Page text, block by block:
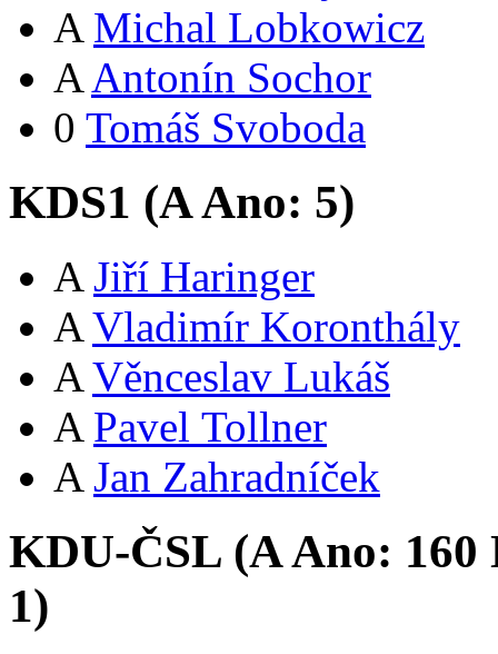
A Michal Lobkowicz
A Antonín Sochor
0 Tomáš Svoboda
KDS1 (AAno: 5)
A Jiří Haringer
A Vladimír Koronthály
A Věnceslav Lukáš
A Pavel Tollner
A Jan Zahradníček
KDU-ČSL (AAno: 160
1)